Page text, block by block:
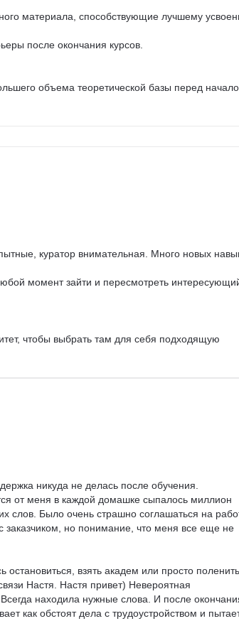
материала, способствующие лучшему
после окончания курсов.
объема теоретической базы перед
куратор внимательная. Много новых
момент зайти и пересмотреть
чтобы выбрать там для себя подходящую
никуда не делась после обучения.
от меня в каждой домашке сыпалось миллион
слов. Было очень страшно соглашаться на
заказчиком, но понимание, что меня все еще не
взять академ или просто
Настя. Настя привет) Невероятная
находила нужные слова. И после
как обстоят дела с трудоустройством и